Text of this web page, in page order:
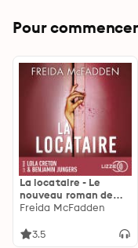
Pour commencer
La locataire - Le
nouveau roman de
l'autrice de La femme
Freida McFadden
3.5